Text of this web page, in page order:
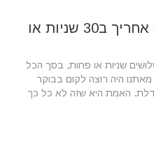
לגרום לכל אישה לרדוף אחריך ב30 שניות או
שניות או פחות, בסך הכל
היה רוצה לקום בבוקר
האמת היא שזה לא כל כך